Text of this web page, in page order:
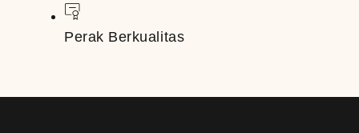
Perak Berkualitas